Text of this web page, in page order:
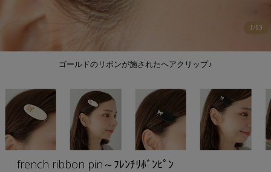
ゴールドのリボンが施されたヘアクリップ♪
1/13
french ribbon pin～ﾌﾚﾝﾁﾘﾎﾞﾝﾋﾟﾝ